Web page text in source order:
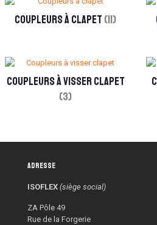
Coupleurs à clapet (11)
Coupleurs à visser clapet
(3)
Adresse
ISOFLEX (siège social)
ZA Pôle 49
Rue de la Forgerie